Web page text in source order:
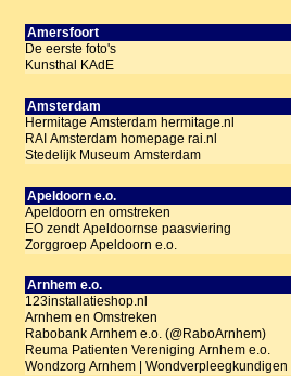
Amersfoort
De eerste foto's
Kunsthal KAdE
Amsterdam
Hermitage Amsterdam hermitage.nl
RAI Amsterdam homepage rai.nl
Stedelijk Museum Amsterdam
Apeldoorn e.o.
Apeldoorn en omstreken
EO zendt Apeldoornse paasviering
Zorggroep Apeldoorn e.o.
Arnhem e.o.
123installatieshop.nl
Arnhem en Omstreken
Rabobank Arnhem e.o. (@RaboArnhem)
Reuma Patienten Vereniging Arnhem e.o.
Wondzorg Arnhem | Wondverpleegkundigen